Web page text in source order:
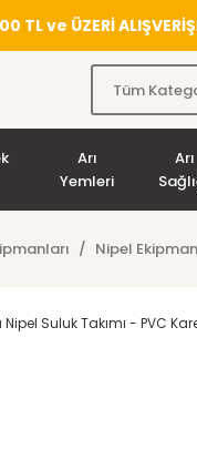
TL ve ÜZERİ
Arı
Yemleri
Arı
Nipel